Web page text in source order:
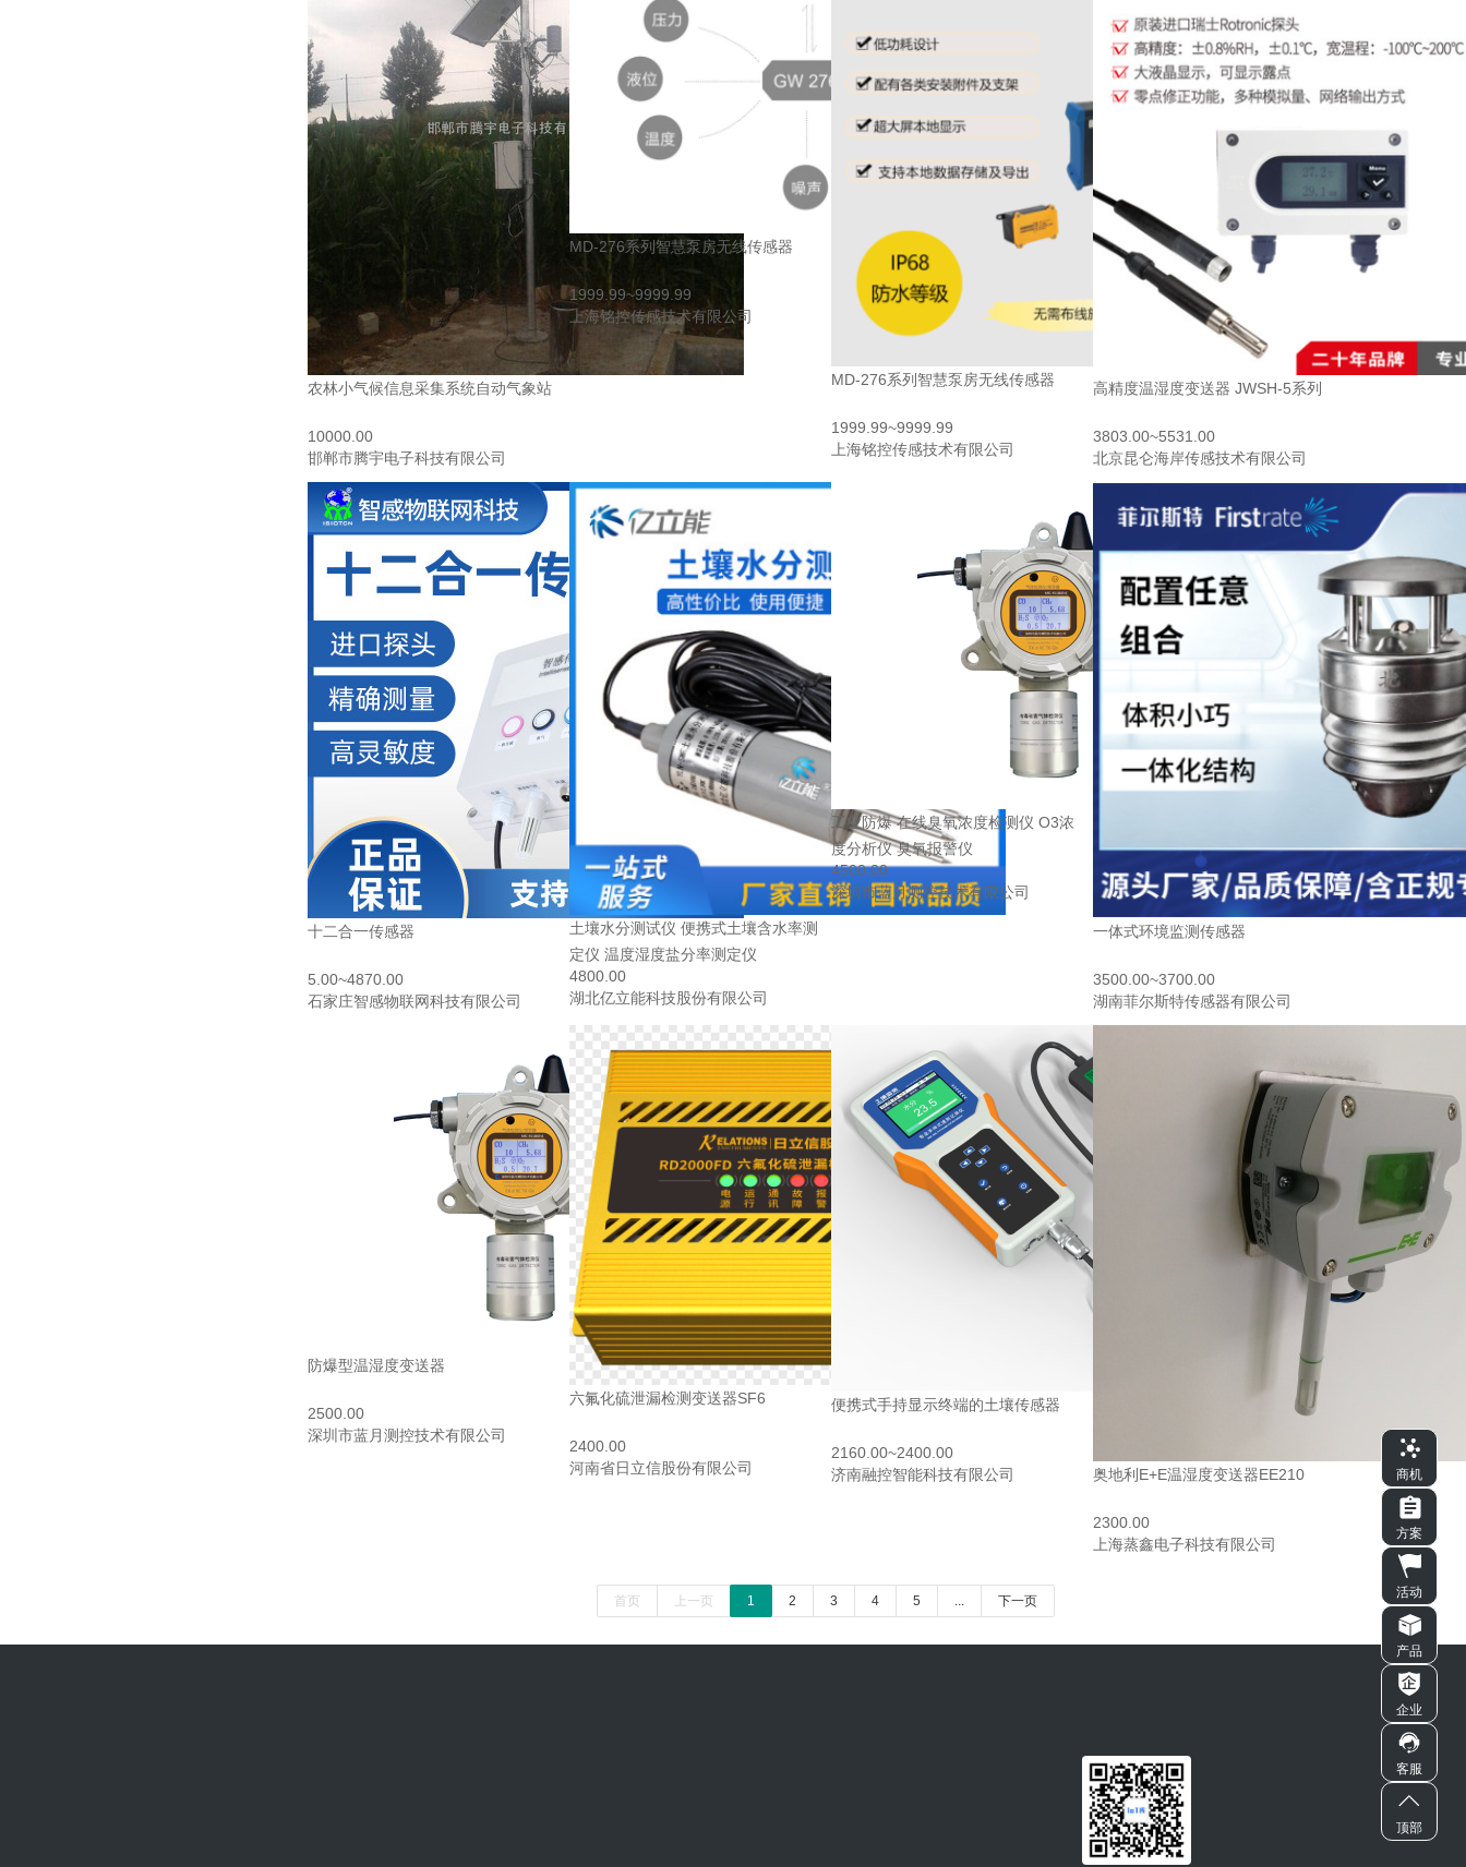
农林小气候信息采集系统自动气象站
10000.00
邯郸市腾宇电子科技有限公司
MD-276系列智慧泵房无线传感器
1999.99~9999.99
上海铭控传感技术有限公司
MD-276系列智慧泵房无线传感器
1999.99~9999.99
上海铭控传感技术有限公司
高精度温湿度变送器 JWSH-5系列
3803.00~5531.00
北京昆仑海岸传感技术有限公司
十二合一传感器
5.00~4870.00
石家庄智感物联网科技有限公司
土壤水分测试仪 便携式土壤含水率测
定仪 温度湿度盐分率测定仪
4800.00
湖北亿立能科技股份有限公司
工业防爆 在线臭氧浓度检测仪 O3浓
度分析仪 臭氧报警仪
4500.00
深圳市蓝月测控技术有限公司
一体式环境监测传感器
3500.00~3700.00
湖南菲尔斯特传感器有限公司
防爆型温湿度变送器
2500.00
深圳市蓝月测控技术有限公司
六氟化硫泄漏检测变送器SF6
2400.00
河南省日立信股份有限公司
便携式手持显示终端的土壤传感器
2160.00~2400.00
济南融控智能科技有限公司
奥地利E+E温湿度变送器EE210
2300.00
上海蒸鑫电子科技有限公司
首页 上一页 1 2 3 4 5 ... 下一页
商机
方案
活动
产品
企业
客服
顶部